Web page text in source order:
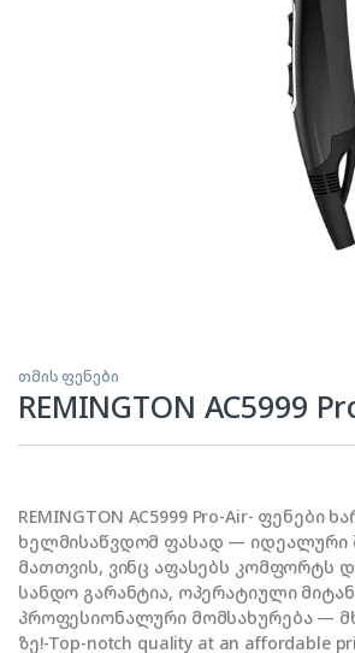
თმის ფენები
REMINGTON AC5999
REMINGTON AC5999 Pro-Air- ფენები
ხელმისაწვდომ ფასად — იდეალური
მათთვის, ვინც აფასებს კომფორტს
სანდო გარანტია, ოპერატიული
პროფესიონალური მომსახურება —
ზე!-Top-notch quality at an affordable